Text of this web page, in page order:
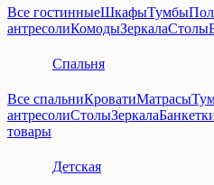
Все гостинныеШкафыТумбы
антресолиКомодыЗеркалаСтолы
Спальня
Все спальниКроватиМатрасы
антресолиСтолыЗеркала
товары
Детская